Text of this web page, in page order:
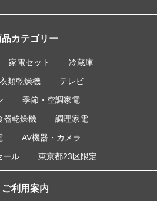
品カテゴリー
家電セット
冷蔵庫
類乾燥機
テレビ
季節・空調家電
器乾燥機
調理家電
AV機器・カメラ
ール
東京都23区限定
ご利用案内